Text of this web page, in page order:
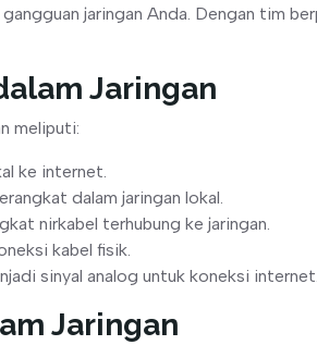
jaringan Anda. Dengan tim
Jaringan
meliputi:
ke internet.
dalam jaringan lokal.
nirkabel terhubung ke jaringan.
kabel fisik.
sinyal analog untuk koneksi internet.
Jaringan